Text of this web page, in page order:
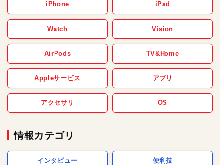
iPhone iPad
Watch Vision
AirPods TV&Home
Appleサービス アプリ
アクセサリ OS
情報カテゴリ
インタビュー 便利技